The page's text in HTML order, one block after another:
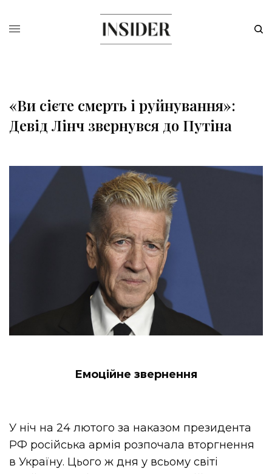
«Ви сієте смерть і руйнування»:
Девід Лінч звернувся до Путіна
Емоційне звернення
У ніч на 24 лютого за наказом президента
РФ російська армія розпочала вторгнення
в Україну. Цього ж дня у всьому світі